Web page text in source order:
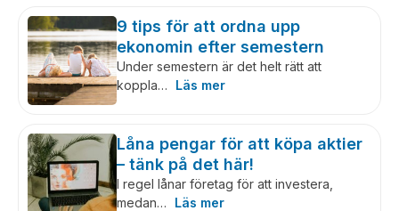
9 tips för att ordna upp
ekonomin efter semestern
Under semestern är det helt rätt att
koppla…
Läs mer
Låna pengar för att köpa aktier
– tänk på det här!
I regel lånar företag för att investera,
medan…
Läs mer